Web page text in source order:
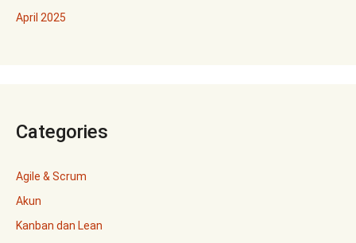
April 2025
Categories
Agile & Scrum
Akun
Kanban dan Lean